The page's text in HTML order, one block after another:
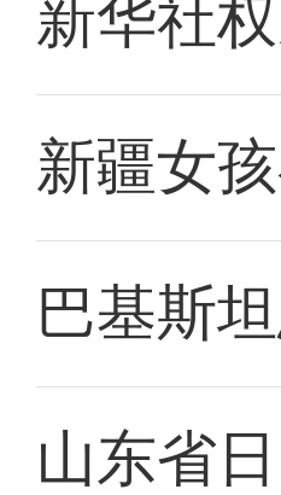
新华社
新疆女
巴基斯
山东省